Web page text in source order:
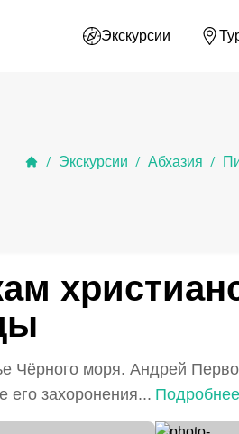
Экскурсии
/ Экскурсии / Абхазия /
Чёрного моря. Андрей
его захоронения... Подробнее